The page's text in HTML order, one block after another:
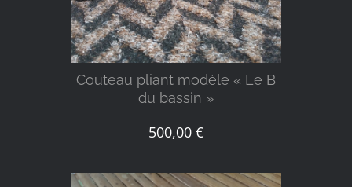
Couteau pliant modèle « Le B
du bassin »
500,00 €